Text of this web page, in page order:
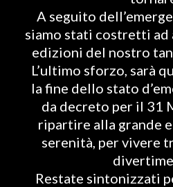
A seguito
siamo stati costretti ad
edizioni del nostro
L’ultimo sforzo, sarà
la fine dello stato
da decreto per il 31
ripartire alla grande
serenità, per vivere
Restate sintonizzati